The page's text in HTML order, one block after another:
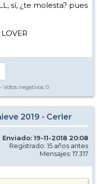
sí, ¿te molesta? pues
- Votos negativos: 0
2019 - Cerler
Enviado: 19-11-2018 20:08
Registrado: 15 años antes
Mensajes: 17.317